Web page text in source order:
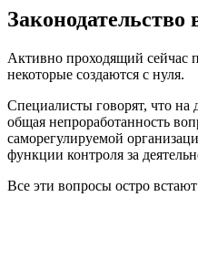
Активно проходящий сейчас
некоторые создаются с нуля.
Специалисты говорят, что
общая непроработанность
саморегулируемой
функции контроля за
Все эти вопросы остро